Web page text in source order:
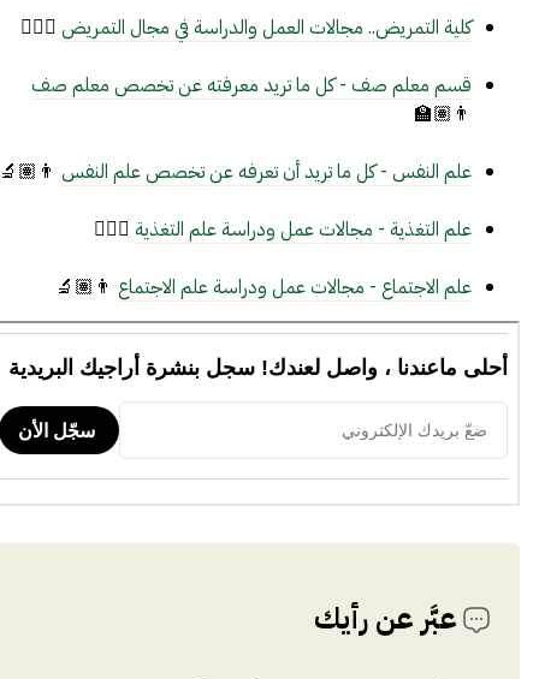
كلية التمريض.. مجالات العمل والدراسة في مجال التمريض 👩🏽‍⚕️
قسم معلم صف - كل ما تريد معرفته عن تخصص معلم صف
👨🏽‍🏫
علم النفس - كل ما تريد أن تعرفه عن تخصص علم النفس 👨🏽‍🔬
علم التغذية - مجالات عمل ودراسة علم التغذية 👨🏽‍⚕️
علم الاجتماع - مجالات عمل ودراسة علم الاجتماع 👨🏽‍🔬
عبَّر عن رأيك